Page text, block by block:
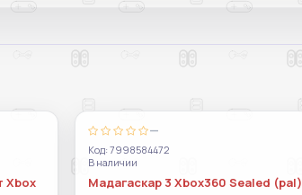
Xbox
—
Код: 7998584472
В наличии
Мадагаскар 3 Xbox360 Sealed (pal)